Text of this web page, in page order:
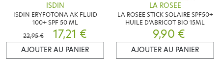
ISDIN
ISDIN ERYFOTONA AK FLUID
100+ SPF 50 ML
22,95 €
17,21 €
AJOUTER AU PANIER
LA ROSEE
LA ROSEE STICK SOLAIRE SPF50+
HUILE D'ABRICOT BIO 15ML
9,90 €
AJOUTER AU PANIER